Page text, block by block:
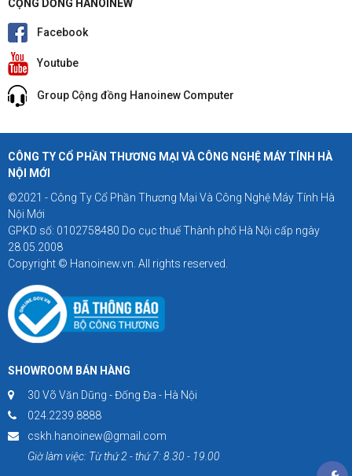
CỘNG DỒNG HANOINEW
Facebook
Youtube
Group Cộng đồng Hanoinew Computer
CÔNG TY CỔ PHẦN THƯƠNG MẠI VÀ CÔNG NGHỆ MÁY TÍNH HÀ
NỘI MỚI
©2021 - Công Ty Cổ Phần Thương Mại Và Công Nghệ Máy Tính Hà
Nội Mới
GPKD số: 0102758480 Do cục thuế Thành phố Hà Nội cấp ngày
28.05.2008
Copyright © Hanoinew.vn. All rights reserved.
SHOWROOM BÁN HÀNG
30 Võ Văn Dũng - Đống Đa - Hà Nội
024.2239.8888
cskh.hanoinew@gmail.com
Giờ làm việc: Từ thứ 2 - thứ 7: 8.30 - 19.00